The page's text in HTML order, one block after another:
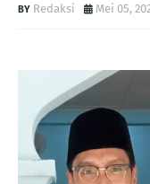
Redaksi Mei 05,